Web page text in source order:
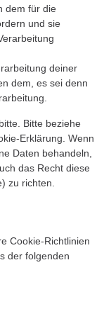
dem für die
und sie
deiner
dem, es sei denn
Bitte beziehe
Erklärung. Wenn
Daten behandeln,
das Recht diese
zu richten.
Cookie-Richtlinien
der folgenden